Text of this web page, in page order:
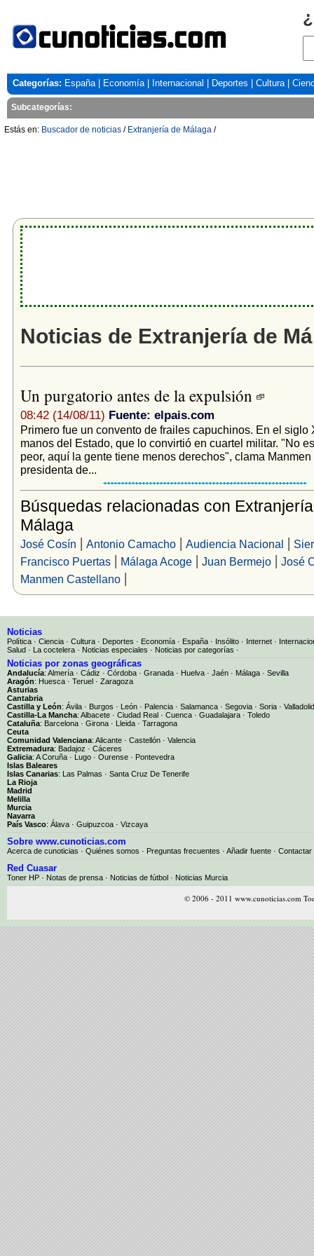
Categorías: España| Economía| Internacional Deportes Cultura|
Subcategorías:
Estás en: Buscador de noticias / Extranjería de Málaga /
Noticias de Extranjería de
Un purgatorio antes de la expulsión
08:42 (14/08/11) Fuente: elpais.com
Primero fue un convento de frailes capuchinos. En el siglo
manos del Estado, que lo convirtió en cuartel militar. "No
peor, aquí la gente tiene menos derechos", clama
presidenta de...
Búsquedas relacionadas con
Málaga
José Cosín | Antonio Camacho| Audiencia Nacional |
Francisco Puertas| Málaga Acoge| Juan Bermejo| José
Manmen Castellano|
Noticias
Política · Ciencia · Cultura · Deportes · Economía · España · Insólito · Internet ·
Salud · La coctelera · Noticias especiales · Noticias por categorías ·
Noticias por zonas geográficas
Andalucía: Almería · Cádiz · Córdoba · Granada · Huelva · Jaén · Málaga · Sevilla
Aragón: Huesca · Teruel · Zaragoza
Asturias
Cantabria
Castilla y León: Ávila · Burgos · León · Palencia · Salamanca · Segovia · Soria · Valladolid
Castilla-La Mancha: Albacete · Ciudad Real · Cuenca · Guadalajara · Toledo
Cataluña: Barcelona · Girona · Lleida · Tarragona
Ceuta
Comunidad Valenciana: Alicante · Castellón · Valencia
Extremadura: Badajoz · Cáceres
Galicia: A Coruña · Lugo · Ourense · Pontevedra
Islas Baleares
Islas Canarias: Las Palmas · Santa Cruz De Tenerife
La Rioja
Madrid
Melilla
Murcia
Navarra
País Vasco: Álava · Guipuzcoa · Vizcaya
Sobre www.cunoticias.com
Acerca de cunoticias · Quiénes somos · Preguntas frecuentes · Añadir fuente · Contactar
Red Cuasar
Toner HP · Notas de prensa · Noticias de fútbol · Noticias Murcia
© 2006 - 2011 www.cunoticias.com